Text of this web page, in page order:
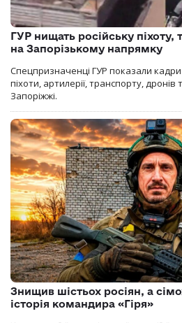
ГУР нищать російську піхоту,
на Запорізькому напрямку
Спецпризначенці ГУР показали
піхоти, артилерії, транспорту, дронів
Запоріжжі.
Знищив шістьох росіян, а
історія командира «Гіря»